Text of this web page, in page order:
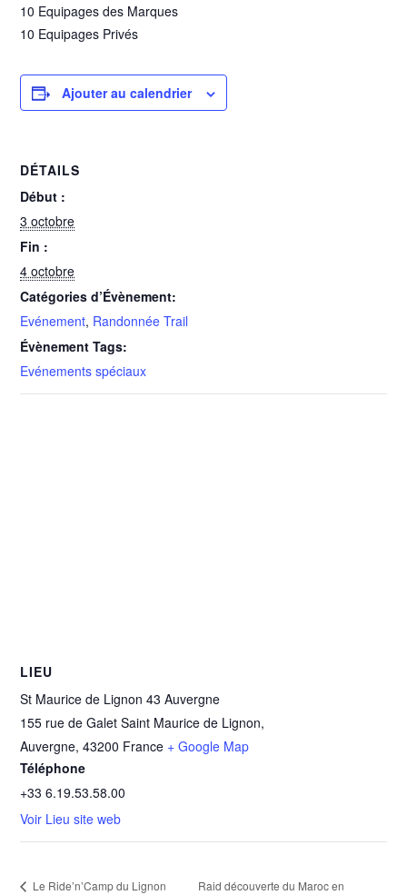
10 Equipages des Marques
10 Equipages Privés
Ajouter au calendrier
DÉTAILS
Début :
3 octobre
Fin :
4 octobre
Catégories d’Évènement:
Evénement, Randonnée Trail
Évènement Tags:
Evénements spéciaux
LIEU
St Maurice de Lignon 43 Auvergne
155 rue de Galet Saint Maurice de Lignon,
Auvergne, 43200 France + Google Map
Téléphone
+33 6.19.53.58.00
Voir Lieu site web
Le Ride’n’Camp du Lignon
Raid découverte du Maroc en